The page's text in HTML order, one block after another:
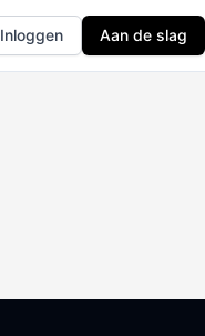
Inloggen Aan de slag